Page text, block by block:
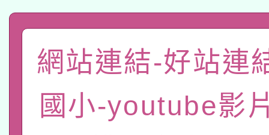
動」
開 智慧啟航」
「2026桃園藝術巡演
關事宜
國立臺灣師範大學辦理
年度健康促進學校輔導
函轉國家教育研究院中
原住民族教育政策研討
轉知教育部國民及學前
網站連結-好站連
國小-youtube影